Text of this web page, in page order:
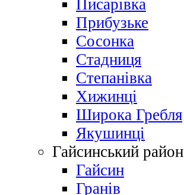
Писарівка
Прибузьке
Сосонка
Стадниця
Степанівка
Хижинці
Широка Гребля
Якушинці
Гайсинський район
Гайсин
Гранів